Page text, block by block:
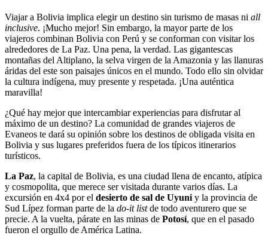
Viajar a Bolivia implica elegir un destino sin turismo de masas ni all
inclusive. ¡Mucho mejor! Sin embargo, la mayor parte de los
viajeros combinan Bolivia con Perú y se conforman con visitar los
alrededores de La Paz. Una pena, la verdad. Las gigantescas
montañas del Altiplano, la selva virgen de la Amazonia y las llanuras
áridas del este son paisajes únicos en el mundo. Todo ello sin olvidar
la cultura indígena, muy presente y respetada. ¡Una auténtica
maravilla!
¿Qué hay mejor que intercambiar experiencias para disfrutar al
máximo de un destino? La comunidad de grandes viajeros de
Evaneos te dará su opinión sobre los destinos de obligada visita en
Bolivia y sus lugares preferidos fuera de los típicos itinerarios
turísticos.
La Paz, la capital de Bolivia, es una ciudad llena de encanto, atípica
y cosmopolita, que merece ser visitada durante varios días. La
excursión en 4x4 por el desierto de sal de Uyuni y la provincia de
Sud Lípez forman parte de la do-it listde todo aventurero que se
precie. A la vuelta, párate en las minas de Potosí, que en el pasado
fueron el orgullo de América Latina.